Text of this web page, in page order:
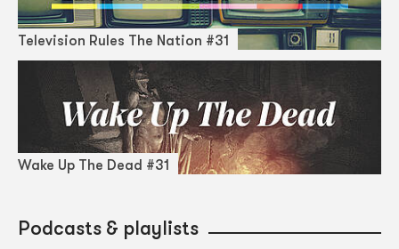
Television Rules The Nation #31
Wake Up The Dead #31
Podcasts & playlists